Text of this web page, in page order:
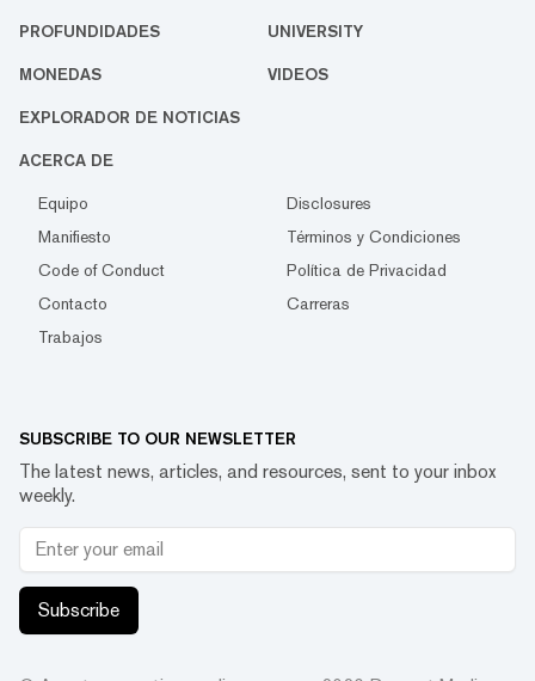
PROFUNDIDADES UNIVERSITY
MONEDAS VIDEOS
EXPLORADOR DE NOTICIAS
ACERCA DE
Equipo
Disclosures
Manifiesto
Términos y Condiciones
Code of Conduct
Política de Privacidad
Contacto
Carreras
Trabajos
SUBSCRIBE TO OUR NEWSLETTER
The latest news, articles, and resources, sent to your inbox
weekly.
Subscribe